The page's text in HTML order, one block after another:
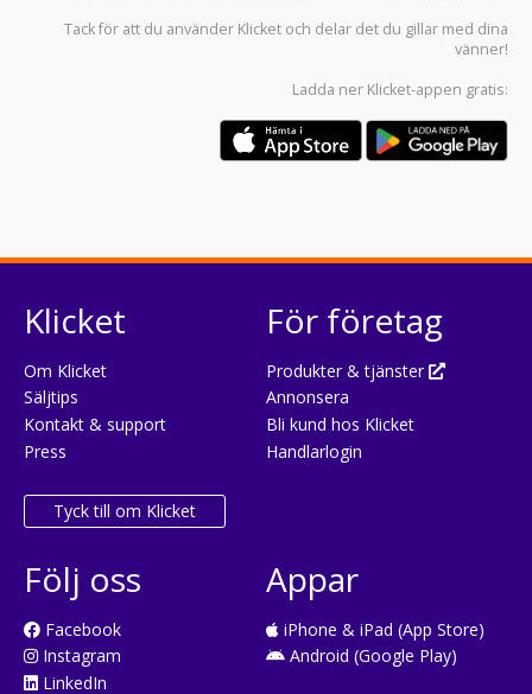
Tack för att du använder Klicket och delar det du gillar med dina
vänner!
Ladda ner Klicket-appen gratis:
Klicket
Om Klicket
Säljtips
Kontakt & support
Press
Tyck till om Klicket
För företag
Produkter & tjänster
Annonsera
Bli kund hos Klicket
Handlarlogin
Följ oss
Facebook
Instagram
LinkedIn
Appar
iPhone & iPad (App Store)
Android (Google Play)